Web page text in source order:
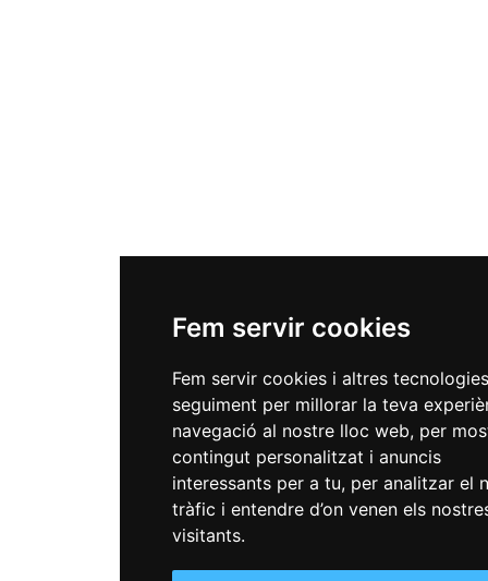
Fem servir cookies
Fem servir cookies i altres
seguiment per millorar la teva
navegació al nostre lloc web, per
contingut personalitzat i anuncis
interessants per a tu, per analitzar el
tràfic i entendre d’on venen els
visitants.